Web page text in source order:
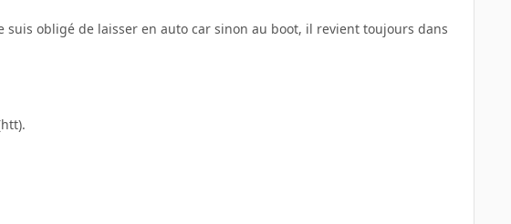
obligé de laisser en auto car sinon au boot, il revient toujours dans